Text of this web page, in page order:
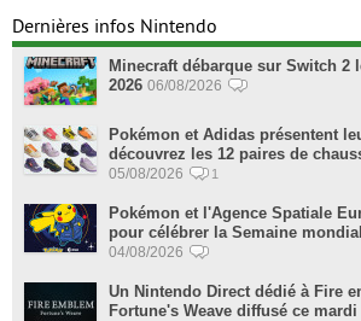
Dernières infos Nintendo
Minecraft débarque sur Switch 2
2026 06/08/2026
Pokémon et Adidas présentent
découvrez les 12 paires de
05/08/2026 1
Pokémon et l'Agence Spatiale
pour célébrer la Semaine
04/08/2026
Un Nintendo Direct dédié à Fire
Fortune's Weave diffusé ce mardi